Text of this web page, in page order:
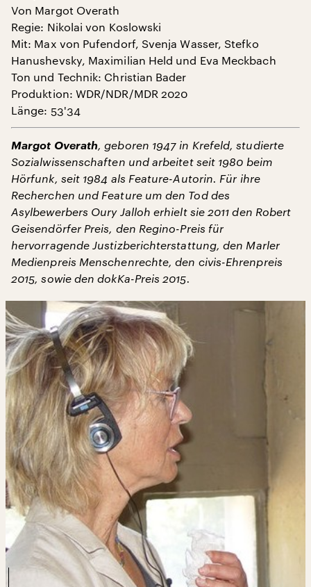
Von Margot Overath
Regie: Nikolai von Koslowski
Mit: Max von Pufendorf, Svenja Wasser, Stefko
Hanushevsky, Maximilian Held und Eva Meckbach
Ton und Technik: Christian Bader
Produktion: WDR/NDR/MDR 2020
Länge: 53'34
Margot Overath, geboren 1947 in Krefeld, studierte
Sozialwissenschaften und arbeitet seit 1980 beim
Hörfunk, seit 1984 als Feature-Autorin. Für ihre
Recherchen und Feature um den Tod des
Asylbewerbers Oury Jalloh erhielt sie 2011 den Robert
Geisendörfer Preis, den Regino-Preis für
hervorragende Justizberichterstattung, den Marler
Medienpreis Menschenrechte, den civis-Ehrenpreis
2015, sowie den dokKa-Preis 2015.